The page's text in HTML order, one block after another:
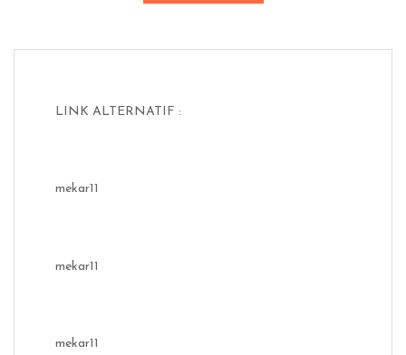
LINK ALTERNATIF :
mekar11
mekar11
mekar11